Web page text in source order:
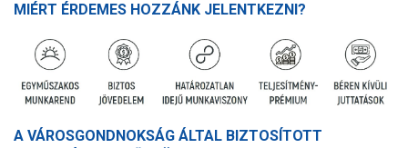
MIÉRT ÉRDEMES HOZZÁNK JELENTKEZNI?
A VÁROSGONDNOKSÁG ÁLTAL BIZTOSÍTOTT